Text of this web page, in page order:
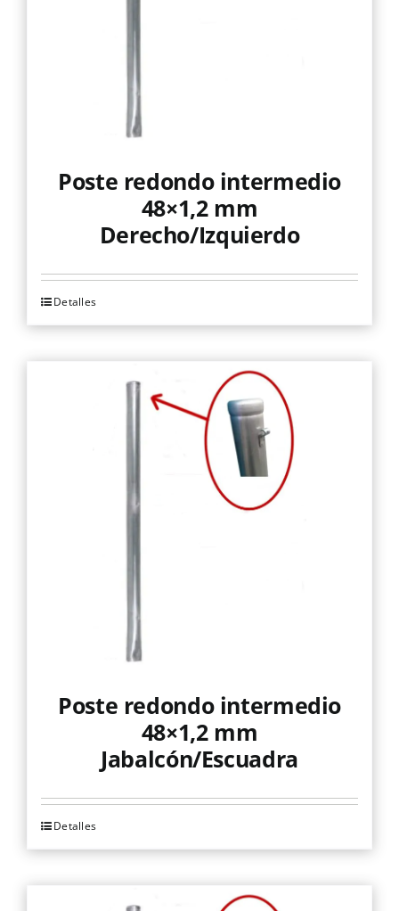
Poste redondo intermedio
48×1,2 mm
Derecho/Izquierdo
Este
producto
tiene
Detalles
Poste redondo intermedio
48×1,2 mm
Jabalcón/Escuadra
Este
producto
tiene
Detalles